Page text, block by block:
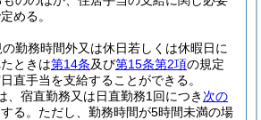
める。
勤務時間外又は休日若しくは休暇日に
ときは第14条及び第15条第2項の規定
直手当を支給することができる。
、宿直勤務又は日直勤務1回につき 次の
る。 ただし、勤務時間が5時間未満の場